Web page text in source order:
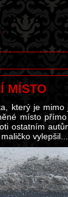
MÍSTO
který je
místo
ostatním